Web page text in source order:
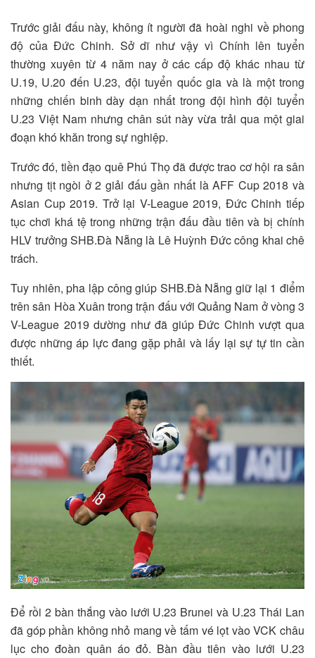
Trước giải đấu này, không ít người đã hoài nghi về phong
độ của Đức Chinh. Sở dĩ như vậy vì Chính lên tuyển
thường xuyên từ 4 năm nay ở các cấp độ khác nhau từ
U.19, U.20 đến U.23, đội tuyển quốc gia và là một trong
những chiến binh dày dạn nhất trong đội hình đội tuyển
U.23 Việt Nam nhưng chân sút này vừa trải qua một giai
đoạn khó khăn trong sự nghiệp.
Trước đó, tiền đạo quê Phú Thọ đã được trao cơ hội ra sân
nhưng tịt ngòi ở 2 giải đấu gần nhất là AFF Cup 2018 và
Asian Cup 2019. Trở lại V-League 2019, Đức Chinh tiếp
tục chơi khá tệ trong những trận đấu đầu tiên và bị chính
HLV trưởng SHB.Đà Nẵng là Lê Huỳnh Đức công khai chê
trách.
Tuy nhiên, pha lập công giúp SHB.Đà Nẵng giữ lại 1 điểm
trên sân Hòa Xuân trong trận đấu với Quảng Nam ở vòng 3
V-League 2019 dường như đã giúp Đức Chinh vượt qua
được những áp lực đang gặp phải và lấy lại sự tự tin cần
thiết.
Để rồi 2 bàn thắng vào lưới U.23 Brunei và U.23 Thái Lan
đã góp phần không nhỏ mang về tấm vé lọt vào VCK châu
lục cho đoàn quân áo đỏ. Bàn đầu tiên vào lưới U.23